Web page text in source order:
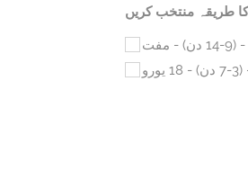
طریقہ منتخب کریں
- مفت